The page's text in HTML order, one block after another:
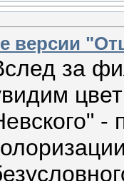
версии
за
-